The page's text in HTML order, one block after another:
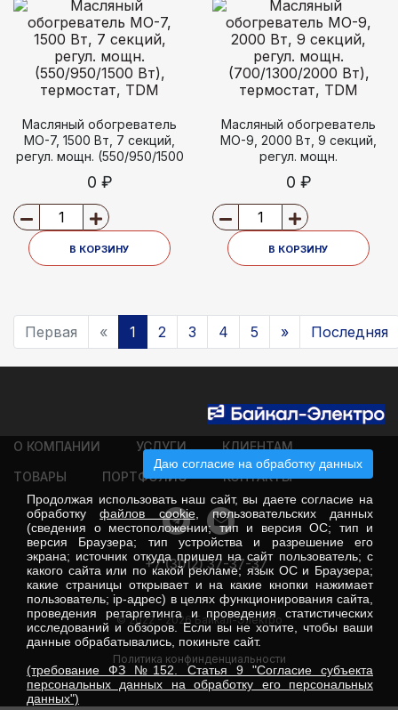
Масляный обогреватель
МО-7, 1500 Вт, 7 секций,
регул. мощн. (550/950/1500
0 ₽
В КОРЗИНУ
Масляный обогреватель
МО-9, 2000 Вт, 9 секций,
регул. мощн.
термостат, TDM
0 ₽
В КОРЗИНУ
Первая « 1 2 3 4 5 » Последняя
О КОМПАНИИ УСЛУГИ
КЛИЕНТАМ
ТОВАРЫ
ПОРТФОЛИО КОНТАКТЫ
+7 (3012) 37-37-37
© 2022 - 2026 Байкал-Электро
Политика конфинденциальности
Даю согласие на обработку данных
Продолжая использовать наш сайт, вы даете согласие на
обработкуфайлов cookie, пользовательских данных
(сведения о местоположении; тип и версия ОС; тип и
версия Браузера; тип устройства и разрешение его
экрана; источник откуда пришел на сайт пользователь; с
какого сайта или по какой рекламе; язык ОС и Браузера;
какие страницы открывает и на какие кнопки нажимает
пользователь; ip-адрес) в целях функционирования сайта,
проведения ретаргетинга и проведения статистических
исследований и обзоров. Если вы не хотите, чтобы ваши
данные обрабатывались, покиньте сайт.
(требование ФЗ №152. Статья 9 "Согласие субъекта
персональных данных на обработку его персональных
данных")